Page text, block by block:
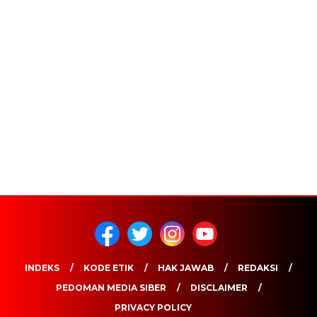
INDEKS KODE ETIK HAK JAWAB
REDAKSI
PEDOMAN MEDIA SIBER
DISCLAIMER
PRIVACY POLICY